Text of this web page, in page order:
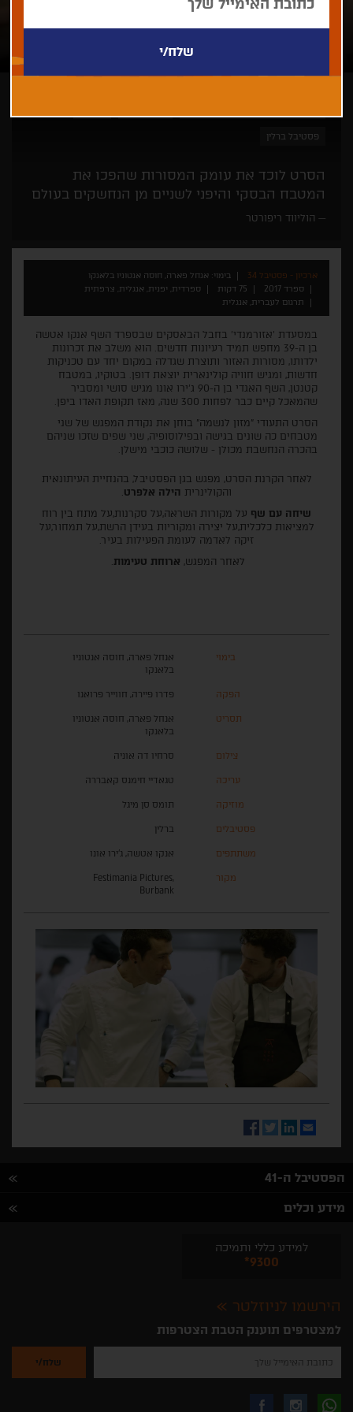
פסטיבל ברלין
הסרט לוכד את עומק המסורות שהפכו את
המטבח הבסקי והיפני לשניים מן הנחשקים בעולם
הוליווד ריפורטר
ארכיון - פסטיבל 34
בימוי: אנחל פארה, חוסה אנטוניו בלאנקו
ספרד 2017
75 דקות
ספרדית, יפנית, אנגלית, צרפתית
תרגום לעברית, אנגלית
במסעדת 'אזורמנדי' בחבל הבאסקים שבספרד השף אנקו אטשה
בן ה-39 מחפש תמיד רעיונות חדשים. הוא משלב את זכרונות
ילדותו, מסורות האזור ותוצרת שגדלה במקום יחד עם טכניקות
חדשות, ומגיש חוויה קולינארית יוצאת דופן. בטוקיו, במטבח
קטנטן, השף האגדי בן ה-90 ג'ירו אונו מגיש סושי ומסביר
שהמאכל קיים כבר לפחות 300 שנה, מאז תקופת האדו ביפן.
הסרט התעודי "מזון לנשמה" בוחן את נקודת המפגש של שני
מטבחים כה שונים בגישה ובפילוסופיה, שני שפים שזכו שניהם
בהכרה הנחשבת מכולן - שלושה כוכבי מישלן.
לאחר הקרנת הסרט, מפגש בגן הפסטיבל, בהנחיית העיתונאית
והקולינרית הילה אלפרט
שיחה עם שף על מקורות השראה,על סקרנות,על מתח בין רוח
למציאות כלכלית,על יצירה ומקוריות בעידן הרשת,על תמחור,על
זיקה לאדמה לעומת הפעילות בעיר.
לאחר המפגש, ארוחת טעימות
בימוי
אנחל פארה, חוסה אנטוניו
בלאנקו
הפקה פדרו פיירה, חווייר פרואנו
תסריט
אנחל פארה, חוסה אנטוניו
בלאנקו
צילום סרחיו דה אוניה
עריכה טגאדיי חימנס קאבררה
מוזיקה תומס סן מיגל
פסטיבלים ברלין
משתתפים אנקו אטשה, ג'ירו אונו
מקור
Festimania Pictures,
Burbank
Email
LinkedIn
Twitter
Facebook
הפסטיבל ה-41
מידע וכלים
למידע כללי ותמיכה
*9300
הירשמו לניוזלטר
למצטרפים תוענק הטבת הצטרפות
להזין
שלך
לקבלת עקבו